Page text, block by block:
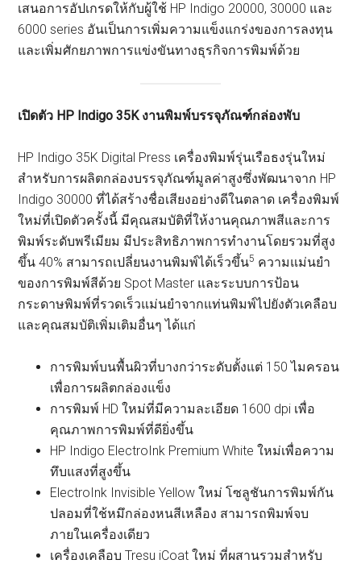
เสนอการอัปเกรดให้กับผู้ใช้ HP Indigo 20000, 30000 และ
6000 series อันเป็นการเพิ่มความแข็งแกร่งของการลงทุน
และเพิ่มศักยภาพการแข่งขันทางธุรกิจการพิมพ์ด้วย
เปิดตัว HP Indigo 35K งานพิมพ์บรรจุภัณฑ์กล่องพับ
HP Indigo 35K Digital Press เครื่องพิมพ์รุ่นเรือธงรุ่นใหม่
สำหรับการผลิตกล่องบรรจุภัณฑ์มูลค่าสูงซึ่งพัฒนาจาก HP
Indigo 30000 ที่ได้สร้างชื่อเสียงอย่างดีในตลาด เครื่องพิมพ์
ใหม่ที่เปิดตัวครั้งนี้ มีคุณสมบัติที่ให้งานคุณภาพสีและการ
พิมพ์ระดับพรีเมียม มีประสิทธิภาพการทำงานโดยรวมที่สูง
ขึ้น 40% สามารถเปลี่ยนงานพิมพ์ได้เร็วขึ้น5 ความแม่นยำ
ของการพิมพ์สีด้วย Spot Master และระบบการป้อน
กระดาษพิมพ์ที่รวดเร็วแม่นยำจากแท่นพิมพ์ไปยังตัวเคลือบ
และคุณสมบัติเพิ่มเติมอื่นๆ ได้แก่
การพิมพ์บนพื้นผิวที่บางกว่าระดับตั้งแต่ 150 ไมครอน
เพื่อการผลิตกล่องแข็ง
การพิมพ์ HD ใหม่ที่มีความละเอียด 1600 dpi เพื่อ
คุณภาพการพิมพ์ที่ดียิ่งขึ้น
HP Indigo ElectroInk Premium White ใหม่เพื่อความ
ทึบแสงที่สูงขึ้น
ElectroInk Invisible Yellow ใหม่ โซลูชันการพิมพ์กัน
ปลอมที่ใช้หมึกล่องหนสีเหลือง สามารถพิมพ์จบ
ภายในเครื่องเดียว
เครื่องเคลือบ Tresu iCoat ใหม่ ที่ผสานรวมสำหรับ